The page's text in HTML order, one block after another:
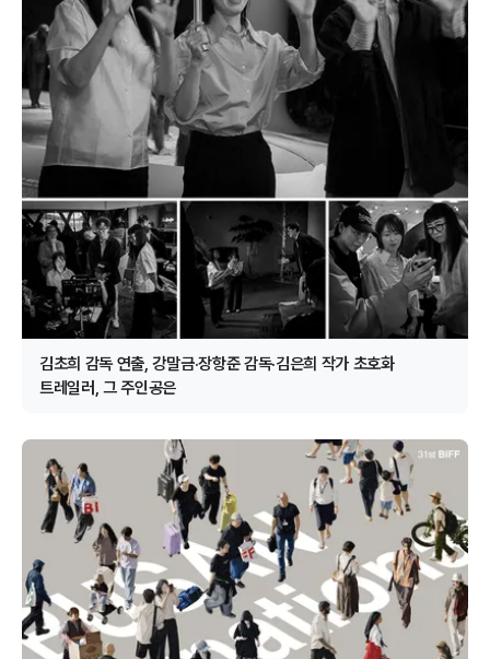
김초희 감독 연출, 강말금·장항준 감독·김은희 작가 초호화
트레일러, 그 주인공은